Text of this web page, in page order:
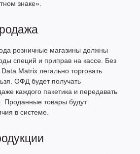
знаке».
розничные магазины должны
специй и приправ на кассе. Без
Matrix легально торговать
ОФД будет получать
каждого пакетика и передавать
Проданные товары будут
в системе.